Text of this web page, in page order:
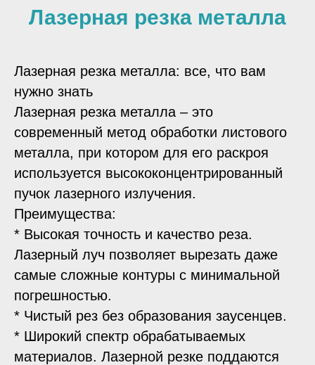
Лазерная резка металла
Лазерная резка металла: все, что вам
нужно знать
Лазерная резка металла – это
современный метод обработки листового
металла, при котором для его раскроя
используется высококонцентрированный
пучок лазерного излучения.
Преимущества:
* Высокая точность и качество реза.
Лазерный луч позволяет вырезать даже
самые сложные контуры с минимальной
погрешностью.
* Чистый рез без образования заусенцев.
* Широкий спектр обрабатываемых
материалов. Лазерной резке поддаются